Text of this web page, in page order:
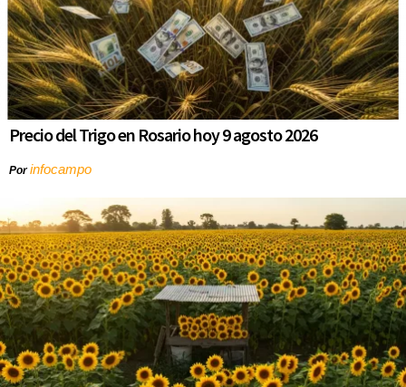
Precio del Trigo en Rosario hoy 9 agosto 2026
Porinfocampo